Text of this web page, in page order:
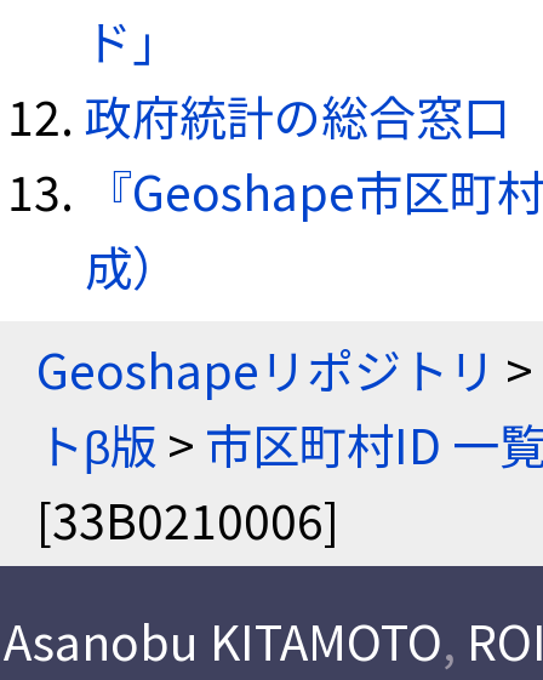
ド」
政府統計の総合窓口
『Geoshape市区町
成）
Geoshapeリポジトリ >
トβ版 > 市区町村ID 一
[33B0210006]
Asanobu KITAMOTO,